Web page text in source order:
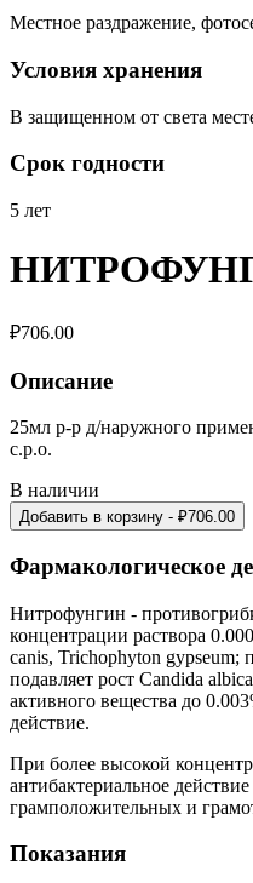
Местное раздражение,
Условия хранения
В защищенном от света
Срок годности
5 лет
₽706.00
Описание
25мл р-р д/наружного
с.р.о.
В наличии
Добавить в корзину - ₽706.00
Фармакологическое
Нитрофунгин -
концентрации раствора
canis, Trichophyton gypseum;
подавляет рост Candida
активного вещества до
действие.
При более высокой
антибактериальное
грамположительных и
Показания